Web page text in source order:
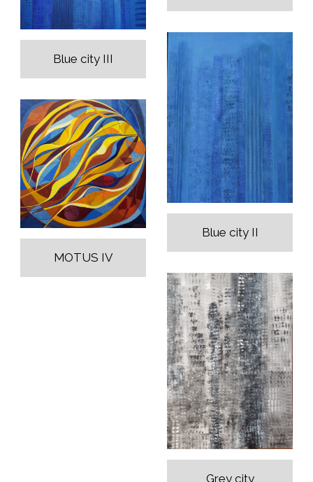
Blue city III
Blue city II
MOTUS IV
Grey city